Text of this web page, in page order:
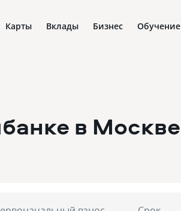
Карты Вклады Бизнес Обучение
в Москве